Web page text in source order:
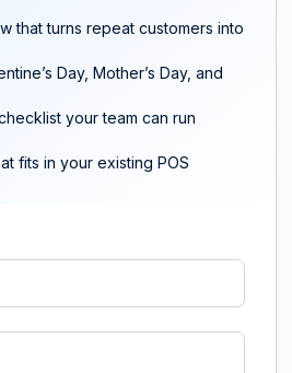
that turns repeat customers into
Day, Mother’s Day, and
your team can run
fits in your existing POS